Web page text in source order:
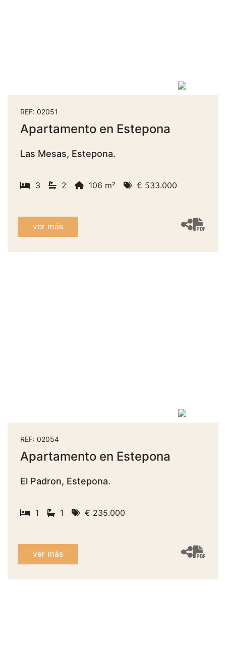
REF: 02051
Apartamento en Estepona
Las Mesas, Estepona.
3 2 106 m² € 533.000
ver más
REF: 02054
Apartamento en Estepona
El Padron, Estepona.
1 1 € 235.000
ver más